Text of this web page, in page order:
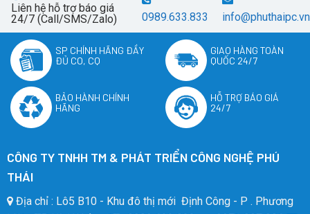
Liên hệ hỗ trợ báo giá
24/7 (Call/SMS/Zalo)
0989.633.833 info@phuthaipc.vn
SP CHÍNH HÃNG ĐẦY
ĐỦ CO, CQ
GIAO HÀNG TOÀN
QUỐC 24/7
BẢO HÀNH CHÍNH
HÃNG
HỖ TRỢ BÁO GIÁ
24/7
CÔNG TY TNHH TM & PHÁT TRIỂN CÔNG NGHỆ PHÚ
THÁI
Địa chỉ : Lô5 B10 - Khu đô thị mới Định Công - P . Phương